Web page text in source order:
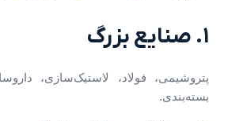
۱. صنایع بزرگ
پتروشیمی، فولاد، لاستیک‌سازی،
بسته‌بندی.